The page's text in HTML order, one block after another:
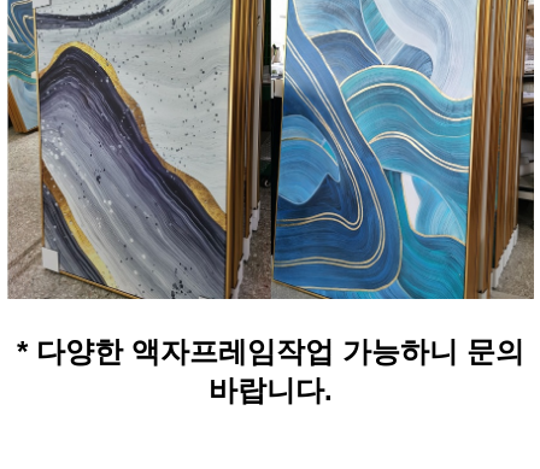
* 다양한 액자프레임작업 가능하니 문의
바랍니다.